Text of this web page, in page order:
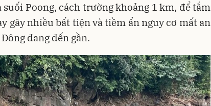
Poong, cách trường khoảng 1 km, để tắm
gây nhiều bất tiện và tiềm ẩn nguy cơ mất an
đang đến gần.